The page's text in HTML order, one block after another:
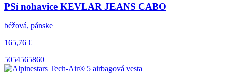
PSí nohavice KEVLAR JEANS CABO
béžová, pánske
165,76 €
5054565860